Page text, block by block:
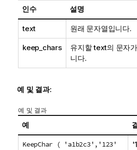
인수 설명
text 원래 문자열입니다.
keep_chars 유지할text의 문자
니다.
예 및 결과:
예 및 결과
예
KeepChar ( 'a1b2c3','123'